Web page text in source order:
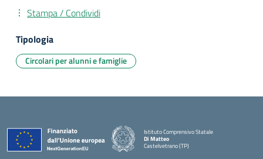
Stampa / Condividi
Tipologia
Circolari per alunni e famiglie
Istituto Comprensivo Statale
Di Matteo
Castelvetrano (TP)